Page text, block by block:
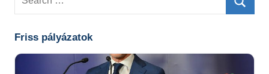
Friss pályázatok